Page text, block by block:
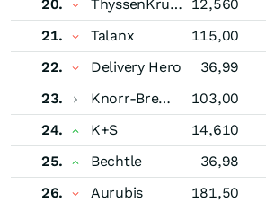
20.
ThyssenKrupp 12,560
21.
Talanx 115,00
22.
Delivery Hero 36,99
23.
Knorr-Bremse 103,00
24.
K+S 14,610
25.
Bechtle 36,98
26.
Aurubis 181,50